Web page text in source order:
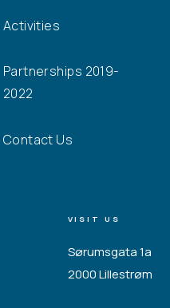
Activities
Partnerships 2019-
2022
Contact Us
VISIT US
Sørumsgata 1a
2000 Lillestrøm